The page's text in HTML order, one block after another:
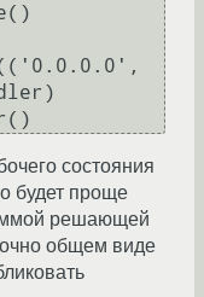
состояния
будет проще
решающей
общем виде